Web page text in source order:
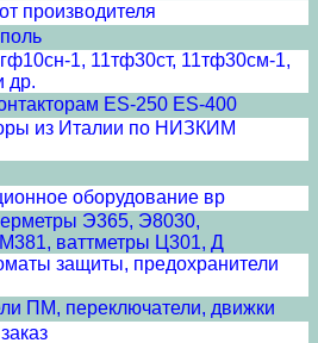
производителя
1, 11тф30ст, 11тф30см-1,
др.
ES-250 ES-400
из Италии по НИЗКИМ
оборудование вр
Э365, Э8030,
ваттметры Ц301, Д
защиты, предохранители
ПМ, переключатели, движки